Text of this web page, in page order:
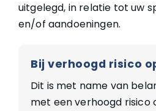
uitgelegd, in relatie tot uw
en/of aandoeningen.
Bij verhoogd risico
Dit is met name van
met een verhoogd risico